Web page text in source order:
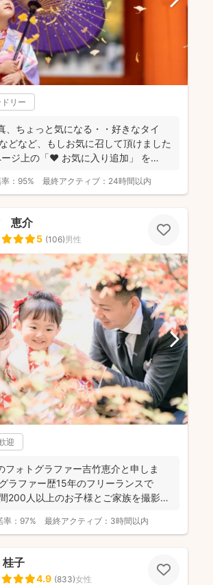
リー
ちょっと気になる・・好きなタイ
など、もしお気に召して頂けました
上の「❤ お気に入り追加」 を
： 95% 最終アクティブ： 24時間以内
恵介
5 (106)男性
迎
フォトグラファー吉竹恵介と申しま
ラファー歴15年のフリーランスで
200人以上のお子様とご家族を撮影し
： 97% 最終アクティブ： 3時間以内
桂子
4.9 (833)女性